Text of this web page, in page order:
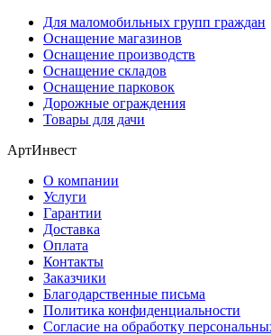
Для маломобильных групп граждан
Оснащение магазинов
Оснащение производств
Оснащение складов
Оснащение парковок
Дорожные ограждения
Товары для дачи
АртИнвест
О компании
Услуги
Гарантии
Доставка
Оплата
Контакты
Заказчики
Благодарственные письма
Политика конфиденциальности
Согласие на обработку